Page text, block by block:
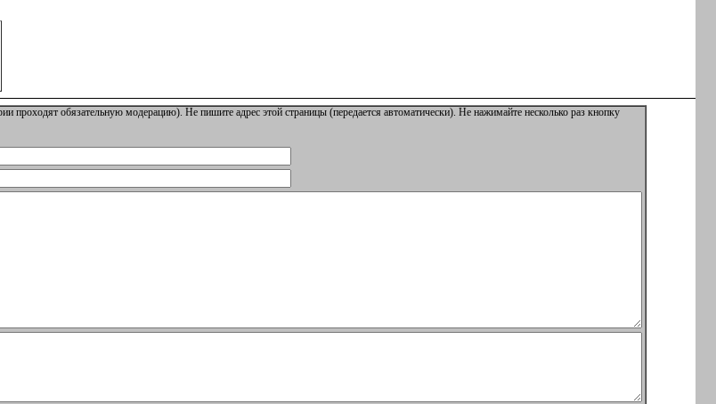
проходят обязательную модерацию). Не пишите адрес этой страницы (передается автоматически). Не нажимайте несколько раз кнопку